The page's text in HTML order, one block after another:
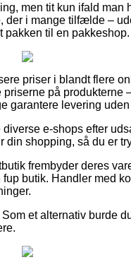
men tit kun ifald man
i mange tilfælde –
pakken til en pakkeshop.
priser i blandt flere
på produkterne
garantere levering
e-shops efter
shopping, så du er
frembyder deres
butik. Handler med
et alternativ burde